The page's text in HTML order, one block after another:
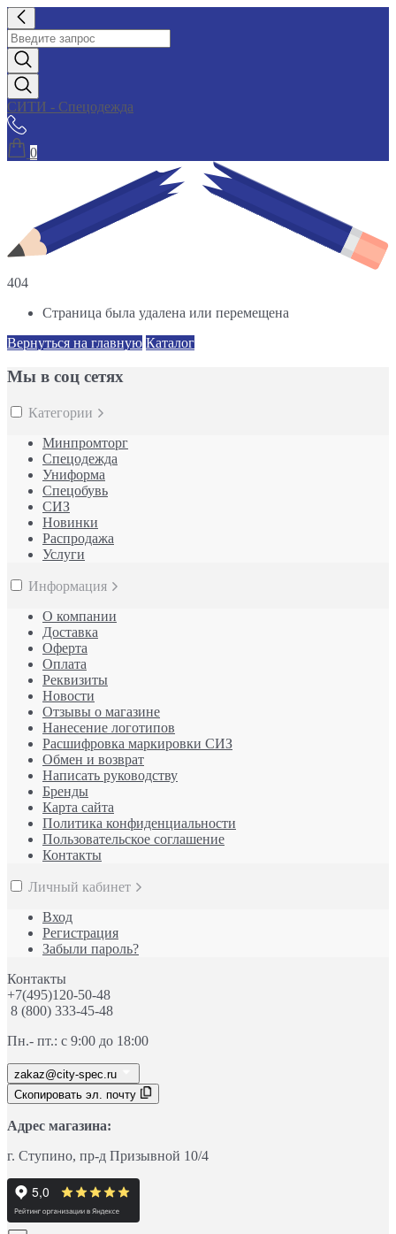
СИТИ - Спецодежда
0
404
Страница была удалена или перемещена
Вернуться на главную Каталог
Мы в соц сетях
Категории
Минпромторг
Спецодежда
Униформа
Спецобувь
СИЗ
Новинки
Распродажа
Услуги
Информация
О компании
Доставка
Оферта
Оплата
Реквизиты
Новости
Отзывы о магазине
Нанесение логотипов
Расшифровка маркировки СИЗ
Обмен и возврат
Написать руководству
Бренды
Карта сайта
Политика конфиденциальности
Пользовательское соглашение
Контакты
Личный кабинет
Вход
Регистрация
Забыли пароль?
Контакты
+7(495)120-50-48
8 (800) 333-45-48
Пн.- пт.: с 9:00 до 18:00
zakaz@city-spec.ru
Скопировать эл. почту
Адрес магазина:
г. Ступино, пр-д Призывной 10/4